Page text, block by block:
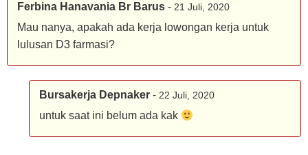
Ferbina Hanavania Br Barus - 21 Juli, 2020
Mau nanya, apakah ada kerja lowongan kerja untuk
lulusan D3 farmasi?
Bursakerja Depnaker - 22 Juli, 2020
untuk saat ini belum ada kak